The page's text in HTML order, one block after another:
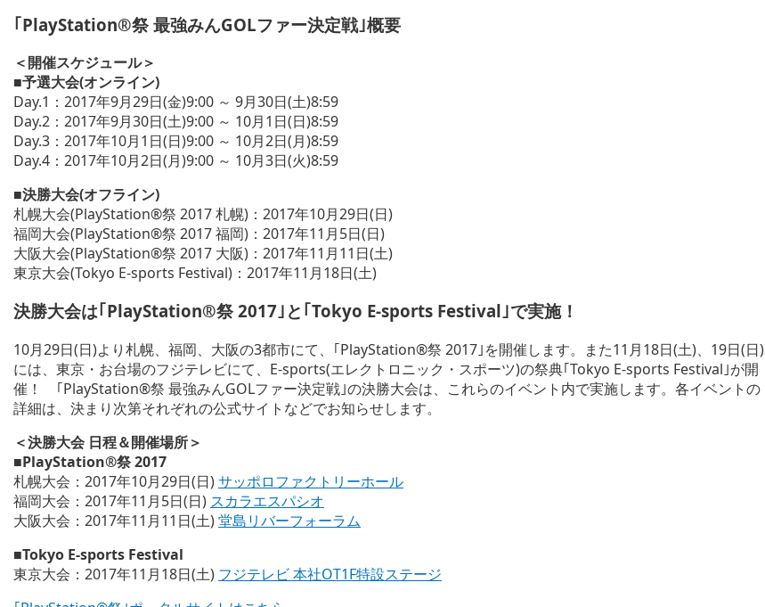
｢PlayStation®祭 最強みんGOLファー決定戦｣概要
＜開催スケジュール＞
■予選大会(オンライン)
Day.1：2017年9月29日(金)9:00 ～ 9月30日(土)8:59
Day.2：2017年9月30日(土)9:00 ～ 10月1日(日)8:59
Day.3：2017年10月1日(日)9:00 ～ 10月2日(月)8:59
Day.4：2017年10月2日(月)9:00 ～ 10月3日(火)8:59
■決勝大会(オフライン)
札幌大会(PlayStation®祭 2017 札幌)：2017年10月29日(日)
福岡大会(PlayStation®祭 2017 福岡)：2017年11月5日(日)
大阪大会(PlayStation®祭 2017 大阪)：2017年11月11日(土)
東京大会(Tokyo E-sports Festival)：2017年11月18日(土)
決勝大会は｢PlayStation®祭 2017｣と｢Tokyo E-sports Festival｣で実施！
10月29日(日)より札幌、福岡、大阪の3都市にて、｢PlayStation®祭 2017｣を開催します。また11月18日(土)、19日(日)
には、東京・お台場のフジテレビにて、E-sports(エレクトロニック・スポーツ)の祭典｢Tokyo E-sports Festival｣が開
催！ ｢PlayStation®祭 最強みんGOLファー決定戦｣の決勝大会は、これらのイベント内で実施します。各イベントの
詳細は、決まり次第それぞれの公式サイトなどでお知らせします。
＜決勝大会 日程＆開催場所＞
■PlayStation®祭 2017
札幌大会：2017年10月29日(日)サッポロファクトリーホール
福岡大会：2017年11月5日(日) スカラエスパシオ
大阪大会：2017年11月11日(土)堂島リバーフォーラム
■Tokyo E-sports Festival
東京大会：2017年11月18日(土) フジテレビ 本社OT1F特設ステージ